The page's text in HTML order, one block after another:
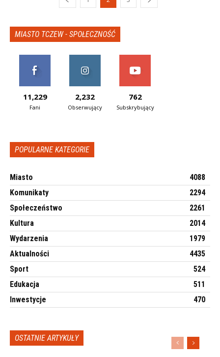
MIASTO TCZEW - SPOŁECZNOŚĆ
11,229
Fani
2,232
Obserwujący
762
Subskrybujący
POPULARNE KATEGORIE
Miasto
4088
Komunikaty
2294
Społeczeństwo
2261
Kultura
2014
Wydarzenia
1979
Aktualności
4435
Sport
524
Edukacja
511
Inwestycje
470
OSTATNIE ARTYKUŁY